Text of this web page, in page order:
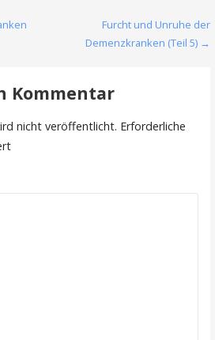
Furcht und Unruhe der
Demenzkranken (Teil 5) →
Kommentar
nicht veröffentlicht. Erforderliche